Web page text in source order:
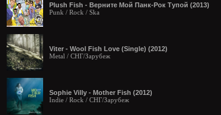
Plush Fish - Верните Мой Панк-Рок Тупой (2013)
Punk / Rock / Ska
Viter - Wool Fish Love (Single) (2012)
Metal / СНГ/Зарубеж
Sophie Villy - Mother Fish (2012)
Indie / Rock / СНГ/Зарубеж